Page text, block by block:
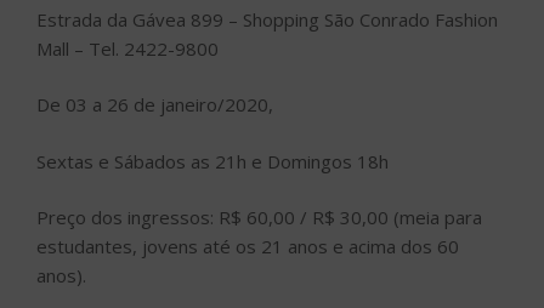
Estrada da Gávea 899 – Shopping São Conrado Fashion
Mall – Tel. 2422-9800
De 03 a 26 de janeiro/2020,
Sextas e Sábados as 21h e Domingos 18h
Preço dos ingressos: R$ 60,00 / R$ 30,00 (meia para
estudantes, jovens até os 21 anos e acima dos 60
anos).